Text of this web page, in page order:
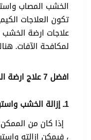
الخشب المصاب
تكون العلاجات
علاجات ارضة
لمكافحة الآفات.
افضل 7 علاج ارضة الخشب
1ـ إزالة الخشب واستبداله
إذا كان من
، فيمكن إزالته